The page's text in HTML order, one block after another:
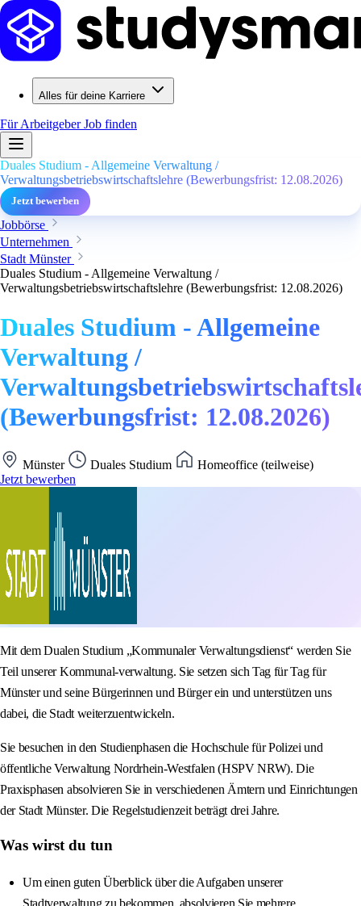
Alles für deine Karriere
Für ArbeitgeberJob finden
Duales Studium - Allgemeine Verwaltung /
Verwaltungsbetriebswirtschaftslehre (Bewerbungsfrist: 12.08.2026)
Jetzt bewerben
Jobbörse
Unternehmen
Stadt Münster
Duales Studium - Allgemeine Verwaltung /
Verwaltungsbetriebswirtschaftslehre (Bewerbungsfrist: 12.08.2026)
Duales Studium - Allgemeine
Verwaltung /
(Bewerbungsfrist: 12.08.2026)
Münster Duales Studium
Homeoffice (teilweise)
Jetzt bewerben
Mit dem Dualen Studium „Kommunaler Verwaltungsdienst“ werden Sie
Teil unserer Kommunal-verwaltung. Sie setzen sich Tag für Tag für
Münster und seine Bürgerinnen und Bürger ein und unterstützen uns
dabei, die Stadt weiterzuentwickeln.
Sie besuchen in den Studienphasen die Hochschule für Polizei und
öffentliche Verwaltung Nordrhein-Westfalen (HSPV NRW). Die
Praxisphasen absolvieren Sie in verschiedenen Ämtern und Einrichtungen
der Stadt Münster. Die Regelstudienzeit beträgt drei Jahre.
Was wirst du tun
Um einen guten Überblick über die Aufgaben unserer